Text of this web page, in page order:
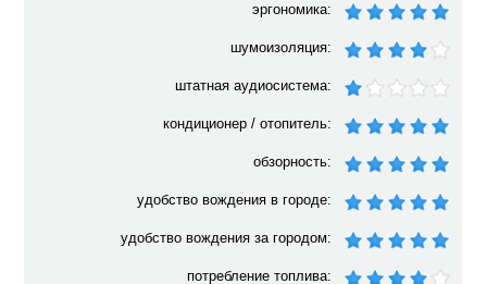
эргономика:
шумоизоляция:
штатная аудиосистема:
кондиционер / отопитель:
обзорность:
удобство вождения в городе:
удобство вождения за городом:
потребление топлива: